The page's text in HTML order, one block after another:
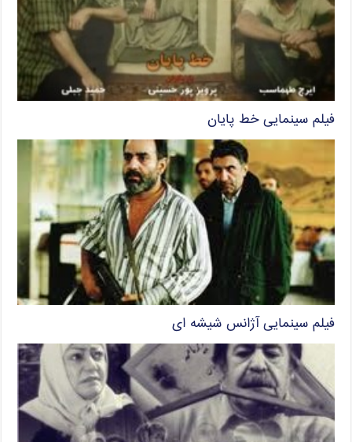
فیلم سینمایی خط پایان
فیلم سینمایی آژانس شیشه ای